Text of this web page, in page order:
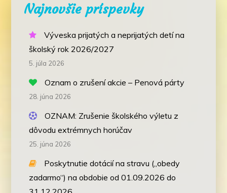
Najnovšie príspevky
Výveska prijatých a neprijatých detí na
školský rok 2026/2027
5. júla 2026
Oznam o zrušení akcie – Penová párty
28. júna 2026
OZNAM: Zrušenie školského výletu z
dôvodu extrémnych horúčav
25. júna 2026
Poskytnutie dotácií na stravu („obedy
zadarmo“) na obdobie od 01.09.2026 do